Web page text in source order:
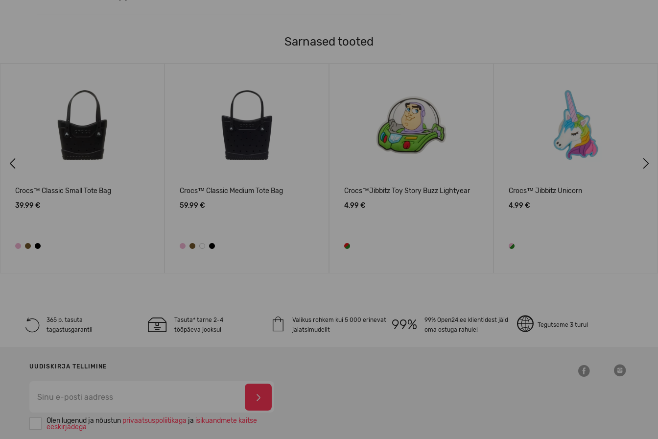
Sarnased tooted
Crocs™ Classic Small Tote Bag
39,99 €
Crocs™ Classic Medium Tote Bag
59,99 €
Crocs™Jibbitz Toy Story Buzz Lightyear
4,99 €
Crocs™ Jibbitz Unicorn
4,99 €
365 p. tasuta
tagastusgarantii
Tasuta* tarne 2-4
tööpäeva jooksul
Valikus rohkem kui 5 000 erinevat
jalatsimudelit
99% Open24.ee klientidest jäid
oma ostuga rahule!
Tegutseme 3 turul
UUDISKIRJA TELLIMINE
Olen lugenud ja nõustun privaatsuspoliitikaga ja isikuandmete kaitse
eeskirjadega